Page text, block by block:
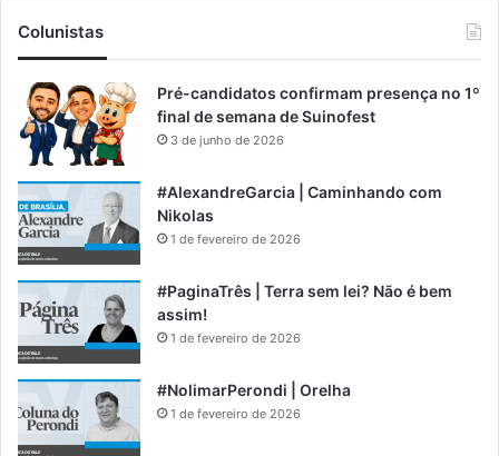
Colunistas
Pré-candidatos confirmam presença no 1º
final de semana de Suinofest
3 de junho de 2026
#AlexandreGarcia | Caminhando com
Nikolas
1 de fevereiro de 2026
#PaginaTrês | Terra sem lei? Não é bem
assim!
1 de fevereiro de 2026
#NolimarPerondi | Orelha
1 de fevereiro de 2026